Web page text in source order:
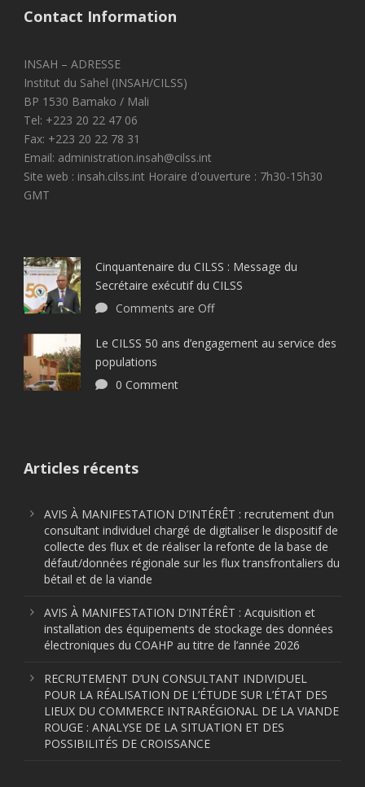
Contact Information
INSAH – ADRESSE
Institut du Sahel (INSAH/CILSS)
BP 1530 Bamako / Mali
Tel: +223 20 22 47 06
Fax: +223 20 22 78 31
Email: administration.insah@cilss.int
Site web : insah.cilss.int Horaire d'ouverture : 7h30-15h30
GMT
Cinquantenaire du CILSS : Message du
Secrétaire exécutif du CILSS
Comments are Off
Le CILSS 50 ans d’engagement au service des
populations
0 Comment
Articles récents
AVIS À MANIFESTATION D’INTÉRÊT : recrutement d’un
consultant individuel chargé de digitaliser le dispositif de
collecte des flux et de réaliser la refonte de la base de
défaut/données régionale sur les flux transfrontaliers du
bétail et de la viande
AVIS À MANIFESTATION D’INTÉRÊT : Acquisition et
installation des équipements de stockage des données
électroniques du COAHP au titre de l’année 2026
RECRUTEMENT D’UN CONSULTANT INDIVIDUEL
POUR LA RÉALISATION DE L’ÉTUDE SUR L’ÉTAT DES
LIEUX DU COMMERCE INTRARÉGIONAL DE LA VIANDE
ROUGE : ANALYSE DE LA SITUATION ET DES
POSSIBILITÉS DE CROISSANCE